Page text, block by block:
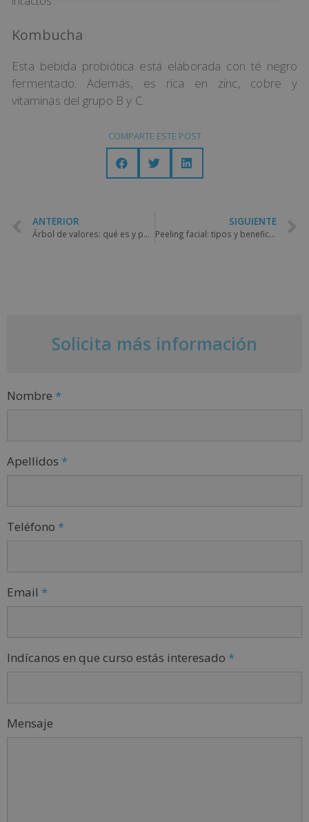
Kombucha
Esta bebida probiótica está elaborada con té negro
fermentado. Además, es rica en zinc, cobre y
vitaminas del grupo B y C.
COMPARTE ESTE POST
ANTERIOR
Árbol de valores: qué es y para qué sirve en educación infantil
SIGUIENTE
Peeling facial: tipos y beneficios
Solicita más información
Nombre *
Apellidos *
Teléfono *
Email *
Indícanos en que curso estás interesado *
Mensaje